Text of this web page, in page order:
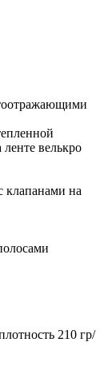
велькро
клапанами на
210 гр/